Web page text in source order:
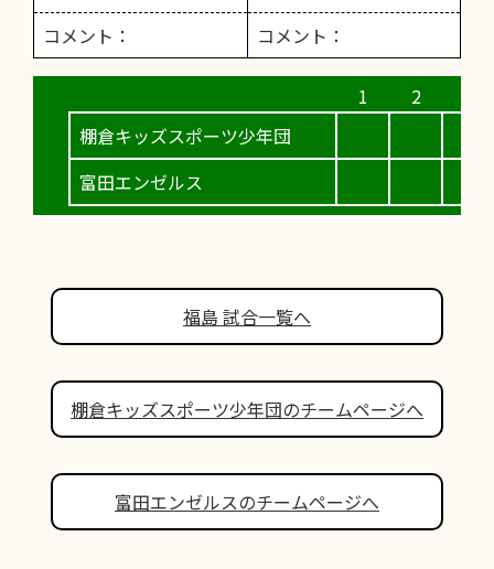
コメント：
コメント：
棚倉キッズスポーツ少年団
富田エンゼルス
福島 試合一覧へ
棚倉キッズスポーツ少年団のチームページへ
富田エンゼルスのチームページへ